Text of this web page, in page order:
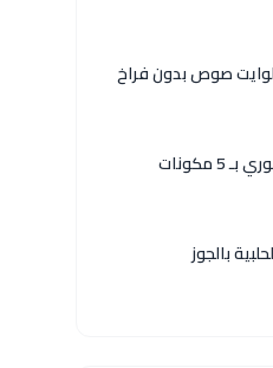
صوص بدون فراخ
مكونات
بالجوز